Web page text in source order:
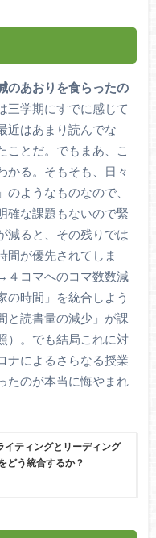
のあおりを食らったの
三学期にすでに感じて
近はあまり読んでな
ことだ。でもまあ、こ
かる。そもそも、日々
ようなものなので、
確な課題もないので緊
減ると、その残りでは
間が優先されてしま
４コマへのコマ数数減
の時間」を統合しよう
と読書量の減少」が課
）。でも結局これに対
ナによるさらなる授業
たのが本当に悔やまれ
ティングとリーディング
どう統合するか？